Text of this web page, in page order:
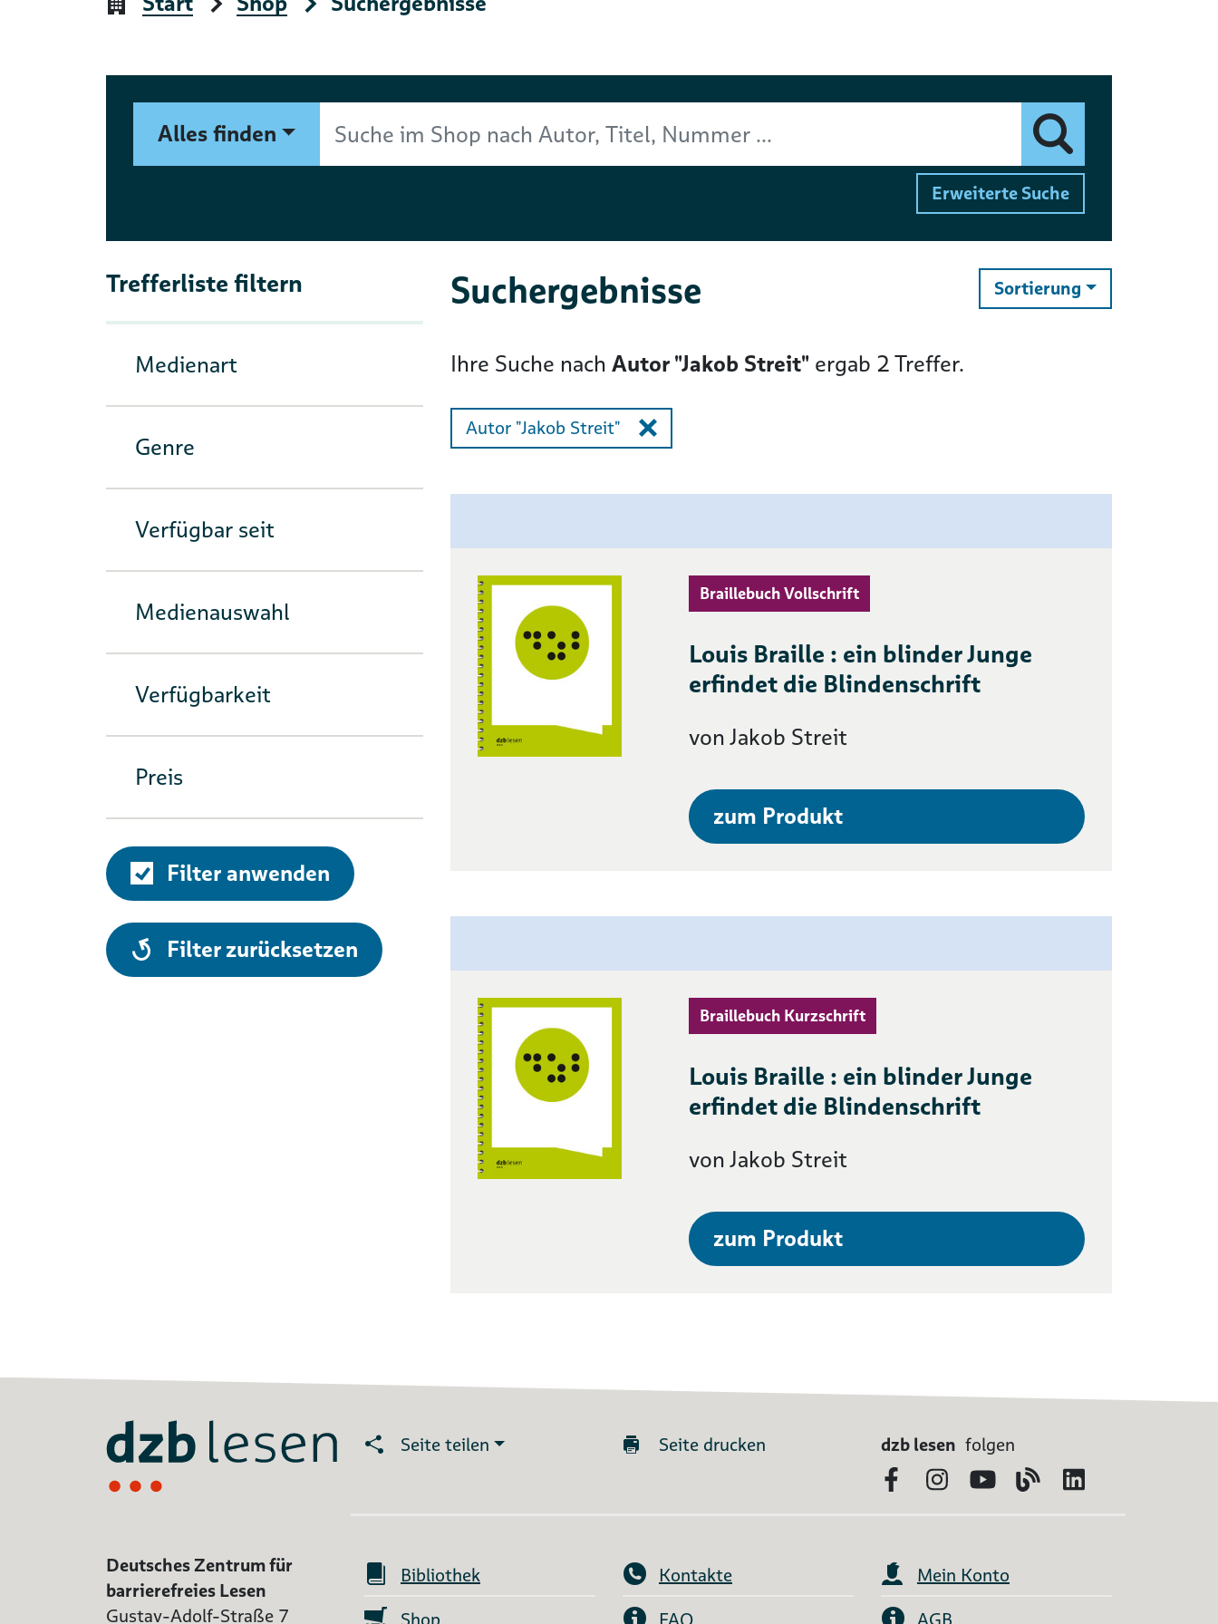
Suchformular
Alles finden
Suche im Shop nach Autor, Titel, Nummer ...
Erweiterte Suche
Trefferliste filtern
Medienart
Genre
Verfügbar seit
Medienauswahl
Verfügbarkeit
Preis
Filter anwenden
alle
Filter zurücksetzen
Suchergebnisse Sortierungändern
Ihre Suche nach Autor "Jakob Streit" ergab 2Treffer.
Autor "Jakob Streit"
Braillebuch Vollschrift
Louis Braille : ein blinder Junge
erfindet die Blindenschrift
von Jakob Streit
zum Produkt
Braillebuch Kurzschrift
Louis Braille : ein blinder Junge
erfindet die Blindenschrift
von Jakob Streit
zum Produkt
Seite teilen Seite drucken dzb lesen folgen
FacebookInstagram
YouTubeBlog
Deutsches Zentrum für
barrierefreies Lesen
Gustav-Adolf-Straße 7
Bibliothek Kontakte
Mein Konto